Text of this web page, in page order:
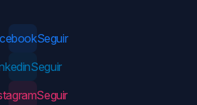
Seguir
Seguir
Seguir